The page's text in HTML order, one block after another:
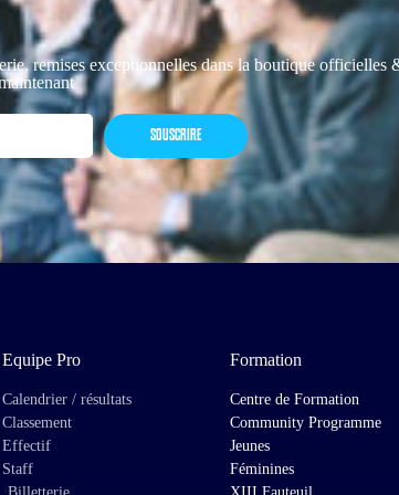
remises exceptionnelles dans la boutique officielles
SOUSCRIRE
Equipe Pro
Calendrier / résultats
Classement
Effectif
Staff
Formation
Centre de Formation
Community Programme
Jeunes
Féminines